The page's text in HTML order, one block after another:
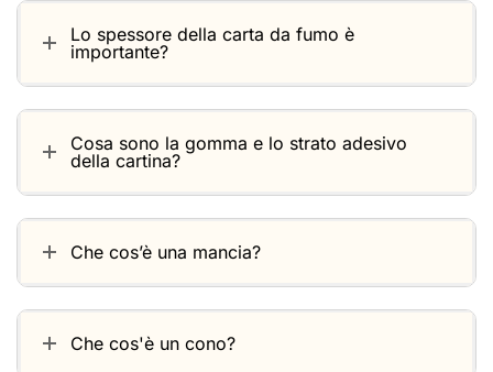
Lo spessore della carta da fumo è
importante?
Cosa sono la gomma e lo strato adesivo
della cartina?
Che cos’è una mancia?
Che cos'è un cono?